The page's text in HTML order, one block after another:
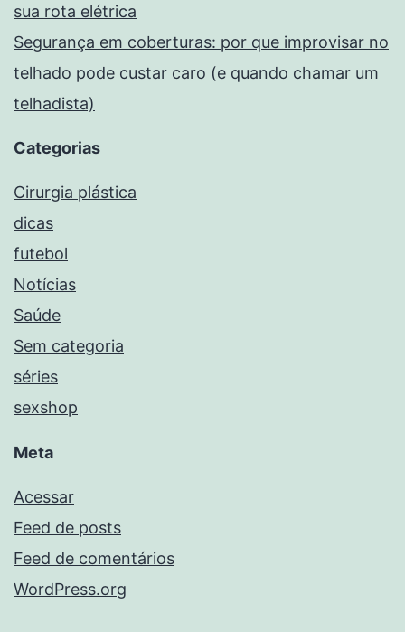
sua rota elétrica
Segurança em coberturas: por que improvisar no
telhado pode custar caro (e quando chamar um
telhadista)
Categorias
Cirurgia plástica
dicas
futebol
Notícias
Saúde
Sem categoria
séries
sexshop
Meta
Acessar
Feed de posts
Feed de comentários
WordPress.org